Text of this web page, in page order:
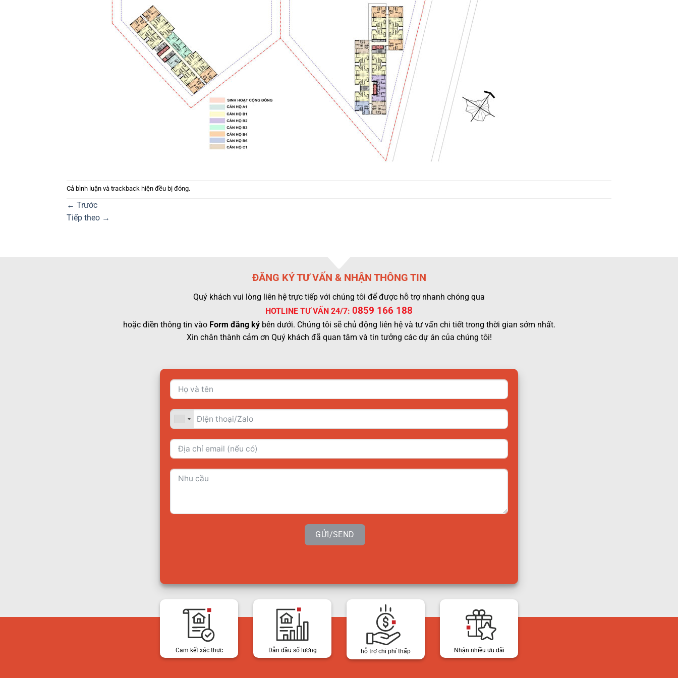
Cả bình luận và trackback hiện đều bị đóng.
← Trước
Tiếp theo →
ĐĂNG KÝ TƯ VẤN & NHẬN THÔNG TIN
Quý khách vui lòng liên hệ trực tiếp với chúng tôi để được hỗ trợ nhanh chóng qua
HOTLINE TƯ VẤN 24/7: 0859 166 188
hoặc điền thông tin vào Form đăng kýbên dưới. Chúng tôi sẽ chủ động liên hệ và tư vấn chi tiết trong thời gian sớm nhất.
Xin chân thành cảm ơn Quý khách đã quan tâm và tin tưởng các dự án của chúng tôi!
GỬI/SEND
Cam kết xác thực Dẫn đầu số lượng hỗ trợ chi phí thấp Nhận nhiều ưu đãi